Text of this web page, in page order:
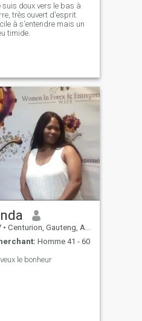
suis doux vers le bas à
très ouvert d'esprit
à s'entendre mais un
timide.
• Centurion, Gauteng, Afrique du Sud
Homme 41 - 60
le bonheur